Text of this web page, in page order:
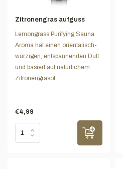
Zitronengras aufguss
Lemongrass Purifying Sauna
Aroma hat einen orientalisch-
würzigen, entspannenden Duft
und basiert auf natürlichem
Zitronengrasöl.
€4,99